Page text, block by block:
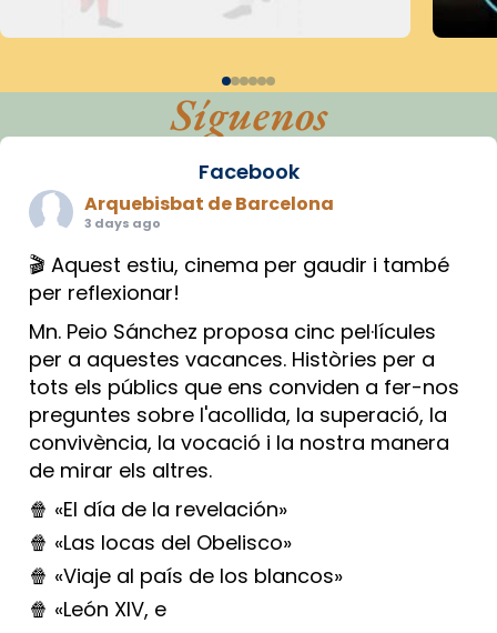
Síguenos
Facebook
Arquebisbat de Barcelona
3 days ago
🎬 Aquest estiu, cinema per gaudir i també
per reflexionar!
Mn. Peio Sánchez proposa cinc pel·lícules
per a aquestes vacances. Històries per a
tots els públics que ens conviden a fer-nos
preguntes sobre l'acollida, la superació, la
convivència, la vocació i la nostra manera
de mirar els altres.
🍿 «El día de la revelación»
🍿 «Las locas del Obelisco»
🍿 «Viaje al país de los blancos»
🍿 «León XIV, e